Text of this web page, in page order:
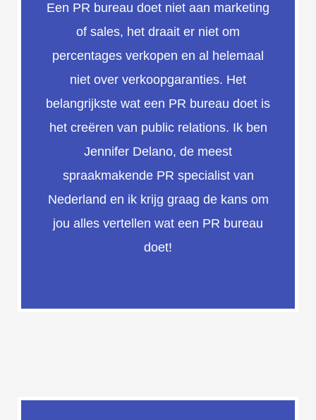
Een PR bureau doet niet aan marketing
of sales, het draait er niet om
percentages verkopen en al helemaal
niet over verkoopgaranties. Het
belangrijkste wat een PR bureau doet is
het creëren van public relations. Ik ben
Jennifer Delano, de meest
spraakmakende PR specialist van
Nederland en ik krijg graag de kans om
jou alles vertellen wat een PR bureau
doet!